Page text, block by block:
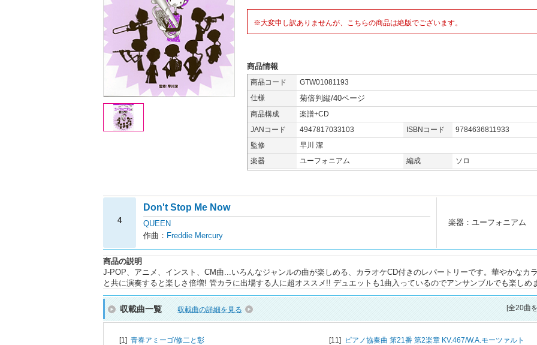
※大変申し訳ありませんが、こちらの商品は絶版でございます。
商品情報
商品コード
GTW01081193
仕様
菊倍判縦/40ページ
商品構成
楽譜+CD
JANコード
4947817033103 ISBNコード
9784636811933
監修
早川 潔
楽器
ユーフォニアム 編成 ソロ
4
Don't Stop Me Now
QUEEN
作曲： Freddie Mercury
楽器：ユーフォニアム
商品の説明
J-POP、アニメ、インスト、CM曲...いろんなジャンルの曲が楽しめる、カラオケCD付きのレパートリーです。華やかなカ
と共に演奏すると楽しさ倍増! 管カラに出場する人に超オススメ!! デュエットも1曲入っているのでアンサンブルでも楽しめ
収載曲一覧 収載曲の詳細を見る [全20曲
[1] 青春アミーゴ/修二と彰
[11] ピアノ協奏曲 第21番 第2楽章 KV.467/W.A.モーツァルト